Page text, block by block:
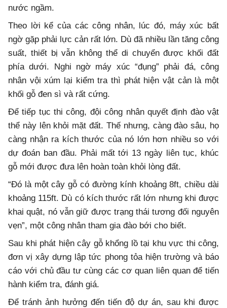
nước ngầm.
Theo lời kể của các công nhân, lúc đó, máy xúc bất
ngờ gặp phải lực cản rất lớn. Dù đã nhiều lần tăng công
suất, thiết bị vẫn không thể di chuyển được khối đất
phía dưới. Nghi ngờ máy xúc “đụng” phải đá, công
nhân vội xúm lại kiểm tra thì phát hiện vật cản là một
khối gỗ đen sì và rất cứng.
Để tiếp tục thi công, đội công nhân quyết định đào vật
thể này lên khỏi mặt đất. Thế nhưng, càng đào sâu, họ
càng nhận ra kích thước của nó lớn hơn nhiều so với
dự đoán ban đầu. Phải mất tới 13 ngày liên tục, khúc
gỗ mới được đưa lên hoàn toàn khỏi lòng đất.
“Đó là một cây gỗ có đường kính khoảng 8ft, chiều dài
khoảng 115ft. Dù có kích thước rất lớn nhưng khi được
khai quật, nó vẫn giữ được trạng thái tương đối nguyên
vẹn”, một công nhân tham gia đào bới cho biết.
Sau khi phát hiện cây gỗ khổng lồ tại khu vực thi công,
đơn vị xây dựng lập tức phong tỏa hiện trường và báo
cáo với chủ đầu tư cùng các cơ quan liên quan để tiến
hành kiểm tra, đánh giá.
Để tránh ảnh hưởng đến tiến độ dự án, sau khi được